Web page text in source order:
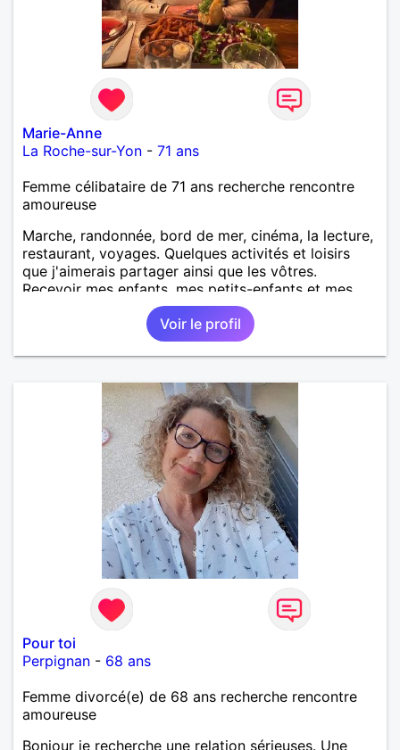
Marie-Anne
La Roche-sur-Yon - 71 ans
Femme célibataire de 71 ans recherche rencontre
amoureuse
Marche, randonnée, bord de mer, cinéma, la lecture,
restaurant, voyages. Quelques activités et loisirs
que j'aimerais partager ainsi que les vôtres.
Recevoir mes enfants, mes petits-enfants et mes
amis. Bénévolat auprès des enfants à l’école, pour le
cinéma indépendant... Se rencontrer, être à l’écoute,
échanger avec une personne de confiance, pour une
vie de partage, de tendresse. Les voyages et où
dehors des sentiers battus me raviraient. Je
m'engage à répondre à votre message. Au plaisir de
Voir le profil
Pour toi
Perpignan - 68 ans
Femme divorcé(e) de 68 ans recherche rencontre
amoureuse
Bonjour je recherche une relation sérieuses. Une